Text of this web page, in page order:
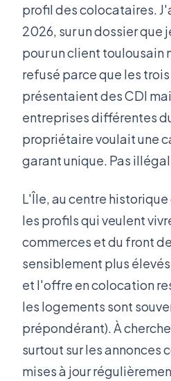
profil des colocataires.
2026, sur un dossier que
pour un client toulousain
refusé parce que les
présentaient des CDI
entreprises différentes
propriétaire voulait une
garant unique. Pas
L'Île, au centre
les profils qui veulent
commerces et du front
sensiblement plus
et l'offre en colocation
les logements sont
prépondérant). À
surtout sur les annonces
mises à jour